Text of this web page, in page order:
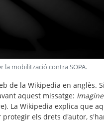
la mobilització contra SOPA.
de la Wikipedia en anglès.
aquest missatge:
La Wikipedia explica que
els drets d'autor,